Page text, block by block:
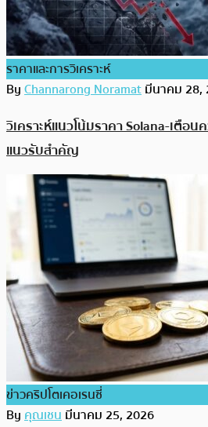
ราคาและการวิเคราะห์
ByChannarong Noramatมีนาคม 28,
วิเคราะห์แนวโน้มราคา Solana-เตือ
แนวรับสำคัญ
ข่าวคริปโตเคอเรนซี่
Byคุณเชนมีนาคม 25, 2026